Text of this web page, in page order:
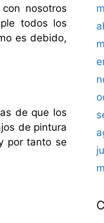
nosotros
todos los
es debido,
de que los
de pintura
por tanto se